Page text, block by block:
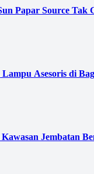
Papar Source Tak
Asesoris di
Jembatan